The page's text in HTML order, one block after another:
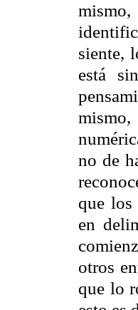
siente,
está
no de
que los
en
otros
que lo